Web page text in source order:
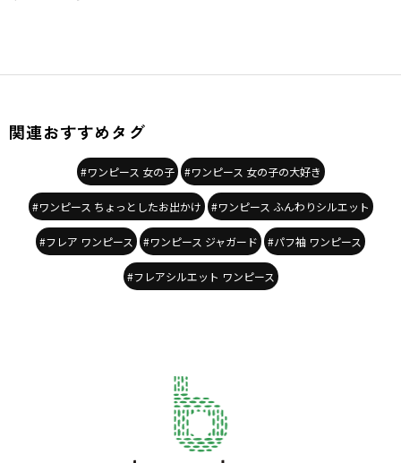
関連おすすめタグ
#ワンピース 女の子 #ワンピース 女の子の大好き
#ワンピース ちょっとしたお出かけ #ワンピース ふんわりシルエット
#フレア ワンピース #ワンピース ジャガード #パフ袖 ワンピース
#フレアシルエット ワンピース